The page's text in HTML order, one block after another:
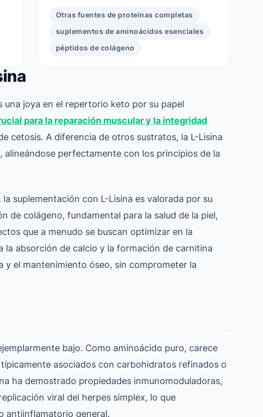
Otras fuentes de proteínas completas
suplementos de aminoácidos esenciales
péptidos de colágeno
una joya en el repertorio keto por su papel
para la reparación muscular y la integridad
cetosis. A diferencia de otros sustratos, la L-Lisina
alineándose perfectamente con los principios de la
suplementación con L-Lisina es valorada por su
de colágeno, fundamental para la salud de la piel,
que a menudo se buscan optimizar en la
la absorción de calcio y la formación de carnitina
y el mantenimiento óseo, sin comprometer la
bajo. Como aminoácido puro, carece
asociados con carbohidratos refinados o
ha demostrado propiedades inmunomoduladoras,
viral del herpes simplex, lo que
antiinflamatorio general.